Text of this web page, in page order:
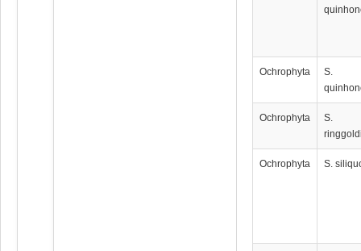
Ochrophyta
S.
Ochrophyta
S.
Ochrophyta S.